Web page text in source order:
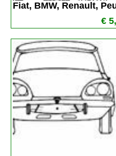
Fiat, BMW, Renault,
€